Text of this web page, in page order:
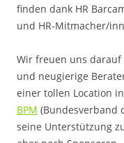
finden dank HR
und HR-Mitmacher/
Wir freuen uns darauf
und neugierige
einer tollen Location
BPM (Bundesverband
seine Unterstützung